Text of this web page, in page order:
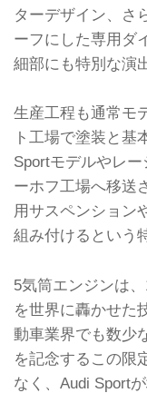
ターデザイン、さ
ーフにした専用ダ
細部にも特別な演
生産工程も通常モ
ト工場で塗装と基
Sportモデルやレ
ーホフ工場へ移送
用サスペンション
組み付けるという
5気筒エンジンは
を世界に轟かせた
動車業界でも数少
を記念するこの限
なく、Audi Sport